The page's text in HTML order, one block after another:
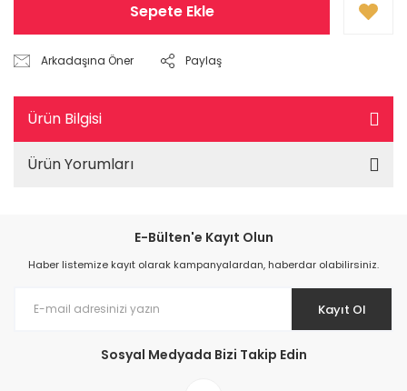
Sepete Ekle
Arkadaşına Öner Paylaş
Ürün Bilgisi
Ürün Yorumları
E-Bülten'e Kayıt Olun
Haber listemize kayıt olarak kampanyalardan, haberdar olabilirsiniz.
Kayıt Ol
Sosyal Medyada Bizi Takip Edin